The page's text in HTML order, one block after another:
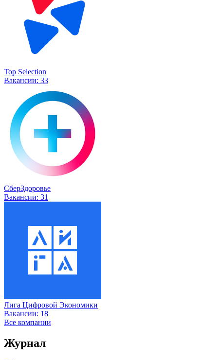
Top Selection
Вакансии: 33
СберЗдоровье
Вакансии: 31
Лига Цифровой Экономики
Вакансии: 18
Все компании
Журнал